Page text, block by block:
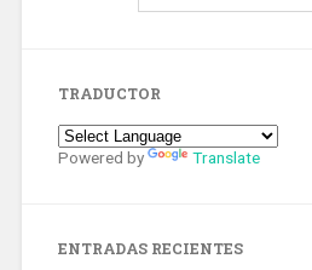
TRADUCTOR
Powered by Translate
ENTRADAS RECIENTES